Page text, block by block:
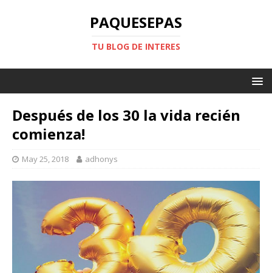
PAQUESEPAS
TU BLOG DE INTERES
Después de los 30 la vida recién
comienza!
May 25, 2018 adhonys